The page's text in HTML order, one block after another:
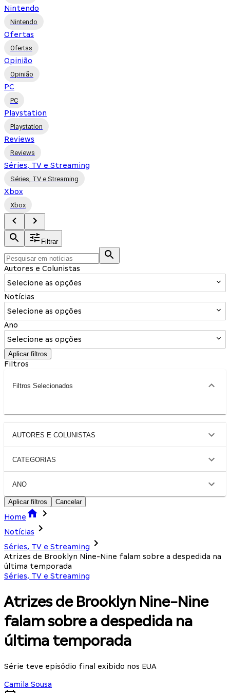
Nintendo
Nintendo
Ofertas
Ofertas
Opinião
Opinião
PC
PC
Playstation
Playstation
Reviews
Reviews
Séries, TV e Streaming
Séries, TV e Streaming
Xbox
Xbox
Filtrar
Autores e Colunistas
Selecione as opções
Notícias
Selecione as opções
Ano
Selecione as opções
Aplicar filtros
Filtros
Filtros Selecionados
AUTORES E COLUNISTAS
CATEGORIAS
ANO
Aplicar filtros Cancelar
Home
Notícias
Séries, TV e Streaming
Atrizes de Brooklyn Nine-Nine falam sobre a despedida na
última temporada
Séries, TV e Streaming
Atrizes de Brooklyn Nine-Nine
falam sobre a despedida na
última temporada
Série teve episódio final exibido nos EUA
Camila Sousa